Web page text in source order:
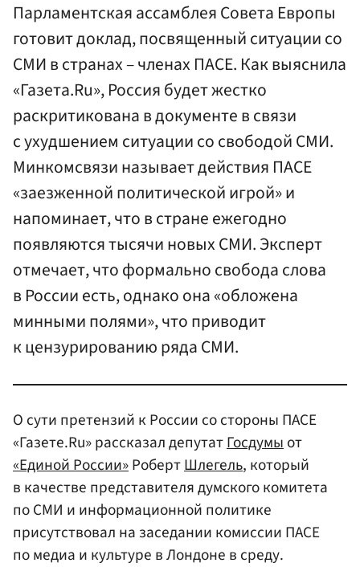
Парламентская ассамблея Совета Европы
готовит доклад, посвященный ситуации со
СМИ в странах – членах ПАСЕ. Как выяснила
«Газета.Ru», Россия будет жестко
раскритикована в документе в связи
с ухудшением ситуации со свободой СМИ.
Минкомсвязи называет действия ПАСЕ
«заезженной политической игрой» и
напоминает, что в стране ежегодно
появляются тысячи новых СМИ. Эксперт
отмечает, что формально свобода слова
в России есть, однако она «обложена
минными полями», что приводит
к цензурированию ряда СМИ.
О сути претензий к России со стороны ПАСЕ
«Газете.Ru» рассказал депутатГосдумыот
«Единой России»РобертШлегель, который
в качестве представителя думского комитета
по СМИ и информационной политике
присутствовал на заседании комиссии ПАСЕ
по медиа и культуре в Лондоне в среду.